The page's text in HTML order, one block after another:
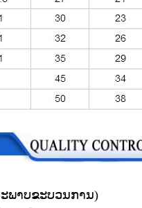
ພາບຂະບວນການ)